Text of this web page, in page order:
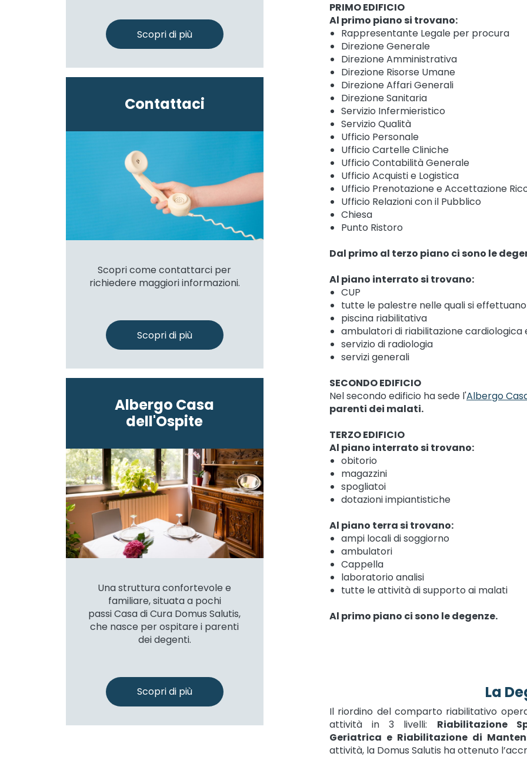
PRIMO EDIFICIO
Al primo piano si trovano:
Rappresentante Legale per procura
Direzione Generale
Direzione Amministrativa
Direzione Risorse Umane
Direzione Affari Generali
Direzione Sanitaria
Servizio Infermieristico
Servizio Qualità
Ufficio Personale
Ufficio Cartelle Cliniche
Ufficio Contabilità Generale
Ufficio Acquisti e Logistica
Ufficio Prenotazione e Accettazione
Ufficio Relazioni con il Pubblico
Chiesa
Punto Ristoro
Dal primo al terzo piano ci sono le
Al piano interrato si trovano:
CUP
tutte le palestre nelle quali si
piscina riabilitativa
ambulatori di riabilitazione cardiologica
servizio di radiologia
servizi generali
SECONDO EDIFICIO
Nel secondo edificio ha sede l'Albergo
parenti dei malati.
TERZO EDIFICIO
Al piano interrato si trovano:
obitorio
magazzini
spogliatoi
dotazioni impiantistiche
Al piano terra si trovano:
ampi locali di soggiorno
ambulatori
Cappella
laboratorio analisi
tutte le attività di supporto ai malati
Al primo piano ci sono le degenze.
La
Il riordino del comparto riabilitativo
attività in 3 livelli: Riabilitazione
Geriatrica e Riabilitazione di
attività, la Domus Salutis ha ottenuto
Scopri di più
Contattaci
Scopri come contattarci per
richiedere maggiori informazioni.
Scopri di più
Albergo Casa
dell'Ospite
Una struttura confortevole e
familiare, situata a pochi
passi Casa di Cura Domus Salutis,
che nasce per ospitare i parenti
dei degenti.
Scopri di più